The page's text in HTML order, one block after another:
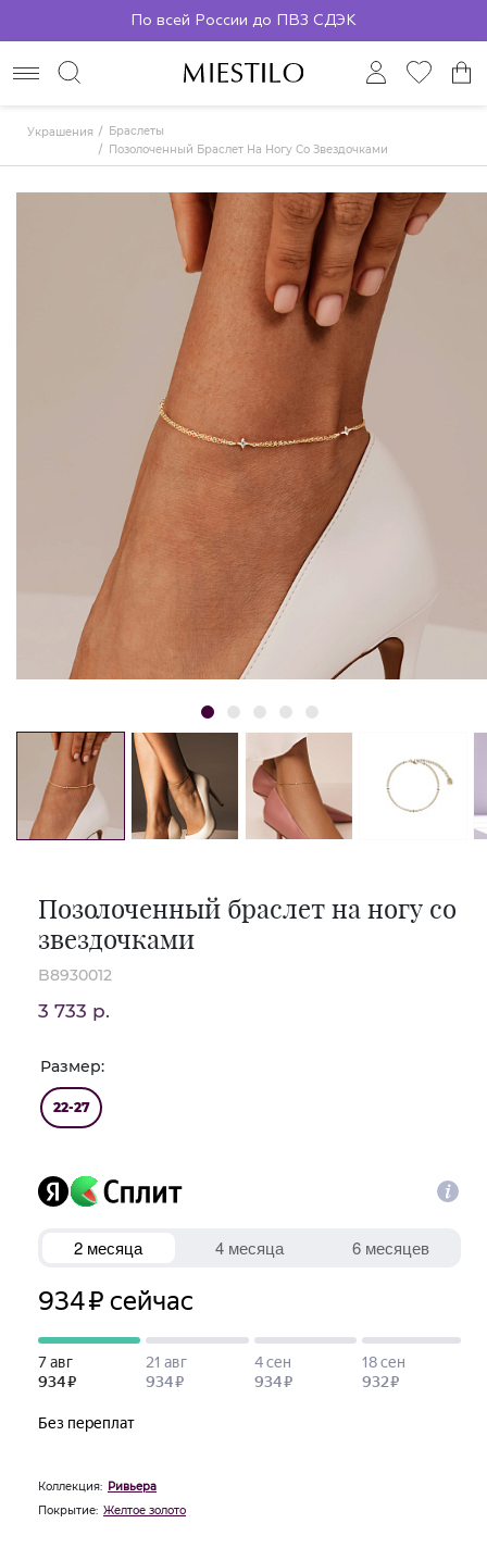
По всей России до ПВЗ СДЭК
Украшения
Браслеты
Позолоченный Браслет На Ногу Со Звездочками
Позолоченный браслет на ногу со
звездочками
B8930012
3 733 р.
Размер:
22-27
Коллекция: Ривьера
Покрытие: Желтое золото